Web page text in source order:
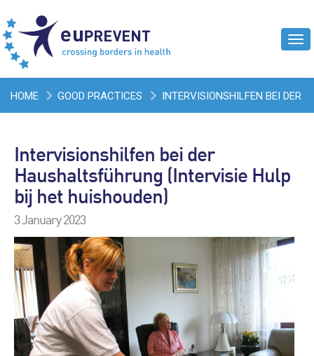
HOME GOOD PRACTICES INTERVISIONSHILFEN BEI DER
HUISHOUDEN)
Intervisionshilfen bei der
Haushaltsführung (Intervisie Hulp
bij het huishouden)
3 January 2023